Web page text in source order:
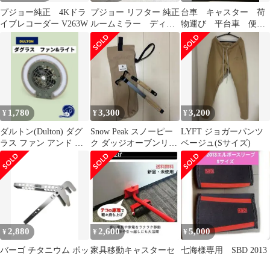
プジョー純正 4Kドラ
イブレコーダー V263W
プジョー リフター 純正
ルームミラー ディー
ラー新車取り外し品
台車 キャスター 荷
物運び 平台車 便利
グッツ 引っ越しグッ
ツ 運搬
¥ 1,780
ダルトン(Dulton) ダグ
ラス ファン アンド ラ
イト★車中泊★キャン
プ
¥3,300
Snow Peak スノーピー
ク ダッジオーブンリフ
ター
¥3,200
LYFT ジョガーパンツ
ベージュ(Sサイズ)
¥ 2,880
バーゴ チタニウム ポッ
¥ 2,600
家具移動キャスターセ
¥ 5,000
七海様専用 SBD 2013